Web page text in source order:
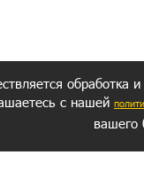
обработка
с нашей
вашего